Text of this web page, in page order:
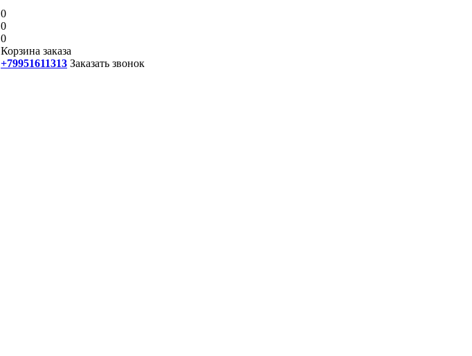
0
0
0
Корзина заказа
+79951611313 Заказать звонок